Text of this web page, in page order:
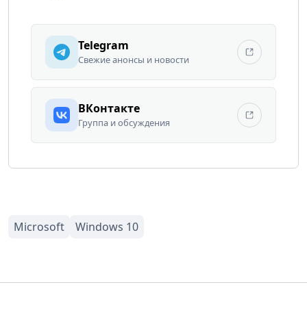
Telegram
Свежие анонсы и новости
ВКонтакте
Группа и обсуждения